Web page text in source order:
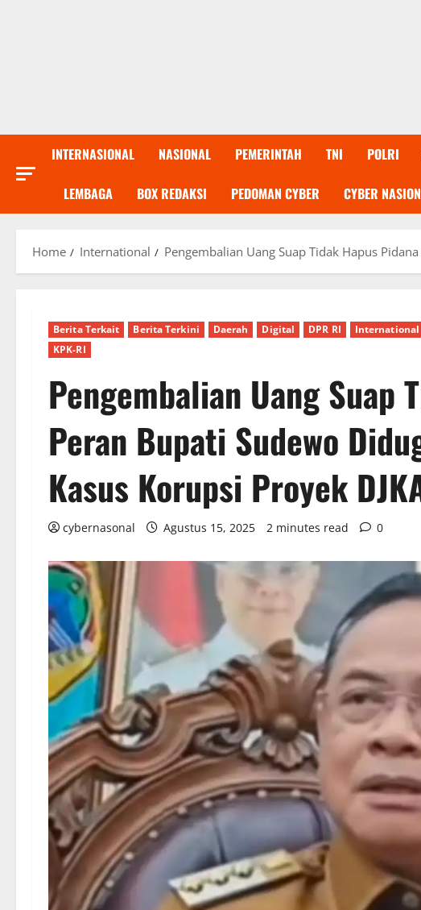
INTERNASIONAL NASIONAL PEMERINTAH TNI POLRI
LEMBAGA BOX REDAKSI PEDOMAN CYBER CYBER
Home International Pengembalian Uang Suap Tidak Hapus
Berita Terkait Berita Terkini Daerah Digital DPR RI International
KPK-RI
Pengembalian Uang Suap
Peran Bupati Sudewo
Kasus Korupsi Proyek
cybernasonal Agustus 15, 2025 2 minutes read 0